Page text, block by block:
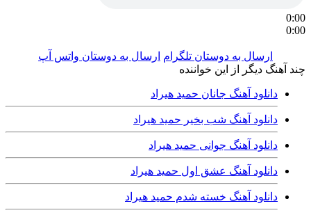
0:00
0:00
ارسال به دوستان تلگرام ارسال به دوستان واتس آپ
چند آهنگ دیگر از این خواننده
دانلود آهنگ جانان حمید هیراد
دانلود آهنگ شب بخیر حمید هیراد
دانلود آهنگ جوانی حمید هیراد
دانلود آهنگ عشق اول حمید هیراد
دانلود آهنگ خسته شدم حمید هیراد